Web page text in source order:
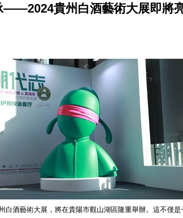
——2024貴州白酒藝術大展即將
酒藝術大展，將在貴陽市觀山湖區隆重舉辦。這不僅